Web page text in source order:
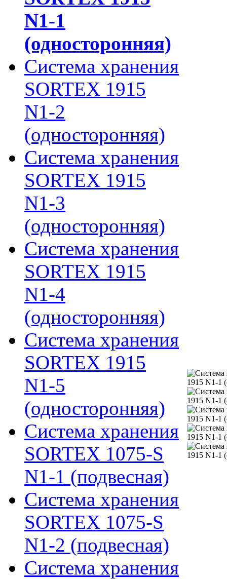
N1-1
(односторонняя)
Система хранения
SORTEX 1915
N1-2
(односторонняя)
Система хранения
SORTEX 1915
N1-3
(односторонняя)
Система хранения
SORTEX 1915
N1-4
(односторонняя)
Система хранения
SORTEX 1915
N1-5
(односторонняя)
Система хранения
SORTEX 1075-S
N1-1 (подвесная)
Система хранения
SORTEX 1075-S
N1-2 (подвесная)
Система хранения